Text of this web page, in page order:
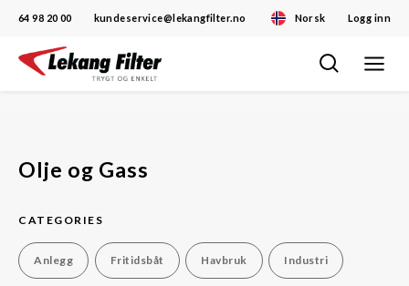
Norsk Logg inn
64 98 20 00 kundeservice@lekangfilter.no
Skip
Toggle
Olje og Gass
CATEGORIES
Anlegg Fritidsbåt Havbruk Industri